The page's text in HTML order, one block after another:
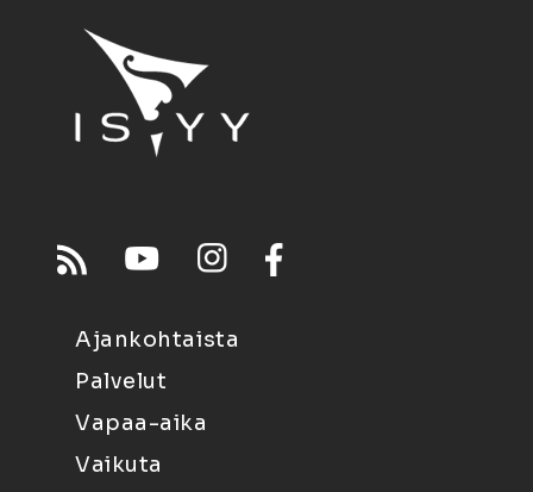
Ajankohtaista
Palvelut
Vapaa-aika
Vaikuta